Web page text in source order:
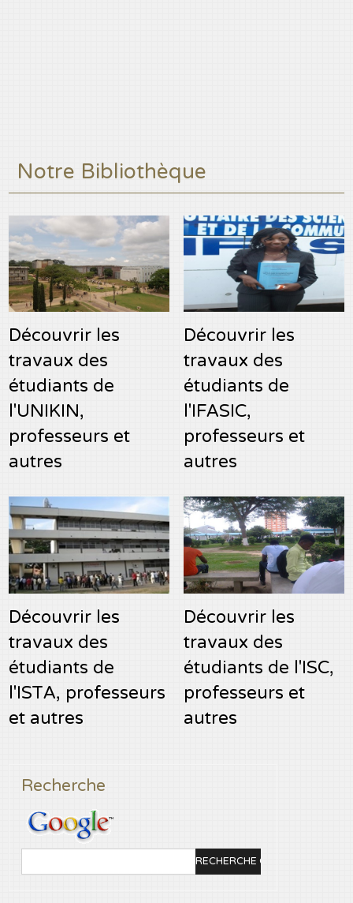
Notre Bibliothèque
Découvrir les
travaux des
étudiants de
l'UNIKIN,
professeurs et
autres
Découvrir les
travaux des
étudiants de
l'IFASIC,
professeurs et
autres
Découvrir les
travaux des
étudiants de
l'ISTA, professeurs
et autres
Découvrir les
travaux des
étudiants de l'ISC,
professeurs et
autres
Recherche